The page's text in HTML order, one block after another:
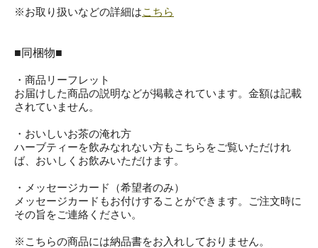
※お取り扱いなどの詳細はこちら
■同梱物■
・商品リーフレット
お届けした商品の説明などが掲載されています。金額は記載
されていません。
・おいしいお茶の淹れ方
ハーブティーを飲みなれない方もこちらをご覧いただけれ
ば、おいしくお飲みいただけます。
・メッセージカード（希望者のみ）
メッセージカードもお付けすることができます。ご注文時に
その旨をご連絡ください。
※こちらの商品には納品書をお入れしておりません。